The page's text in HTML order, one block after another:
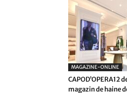
MAGAZINE-ONLINE
CAPOD’OPERA12
magazin de haine